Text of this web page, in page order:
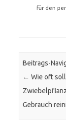
für den
Beitrags-
← Wie oft
Gebrauch